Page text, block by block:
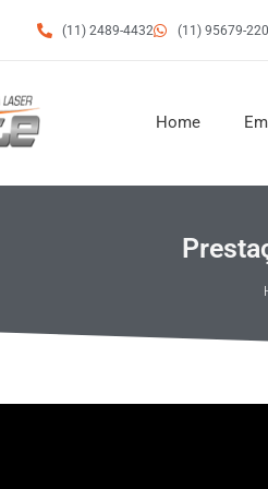
(11) 2489-4432 (11) 95679-
Home